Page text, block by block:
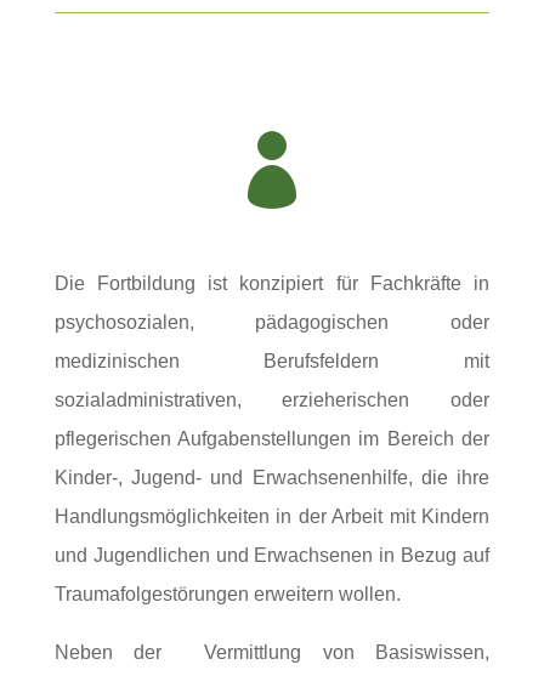

Die Fortbildung ist konzipiert für Fachkräfte in
psychosozialen, pädagogischen oder
medizinischen Berufsfeldern mit
sozialadministrativen, erzieherischen oder
pflegerischen Aufgabenstellungen im Bereich der
Kinder-, Jugend- und Erwachsenenhilfe, die ihre
Handlungsmöglichkeiten in der Arbeit mit Kindern
und Jugendlichen und Erwachsenen in Bezug auf
Traumafolgestörungen erweitern wollen.
Neben der Vermittlung von Basiswissen,